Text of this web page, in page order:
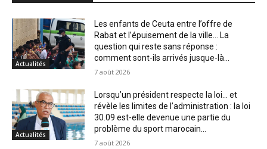
Actualités
Les enfants de Ceuta entre l’offre de
Rabat et l’épuisement de la ville… La
question qui reste sans réponse :
comment sont-ils arrivés jusque-là...
7 août 2026
Actualités
Lorsqu’un président respecte la loi… et
révèle les limites de l’administration : la loi
30.09 est-elle devenue une partie du
problème du sport marocain...
7 août 2026